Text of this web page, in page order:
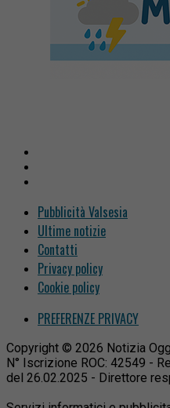
Pubblicità Valsesia
Ultime notizie
Contatti
Privacy policy
Cookie policy
PREFERENZE PRIVACY
Copyright © 2026 Notizia
N° Iscrizione ROC: 42549 -
del 26.02.2025 - Direttore